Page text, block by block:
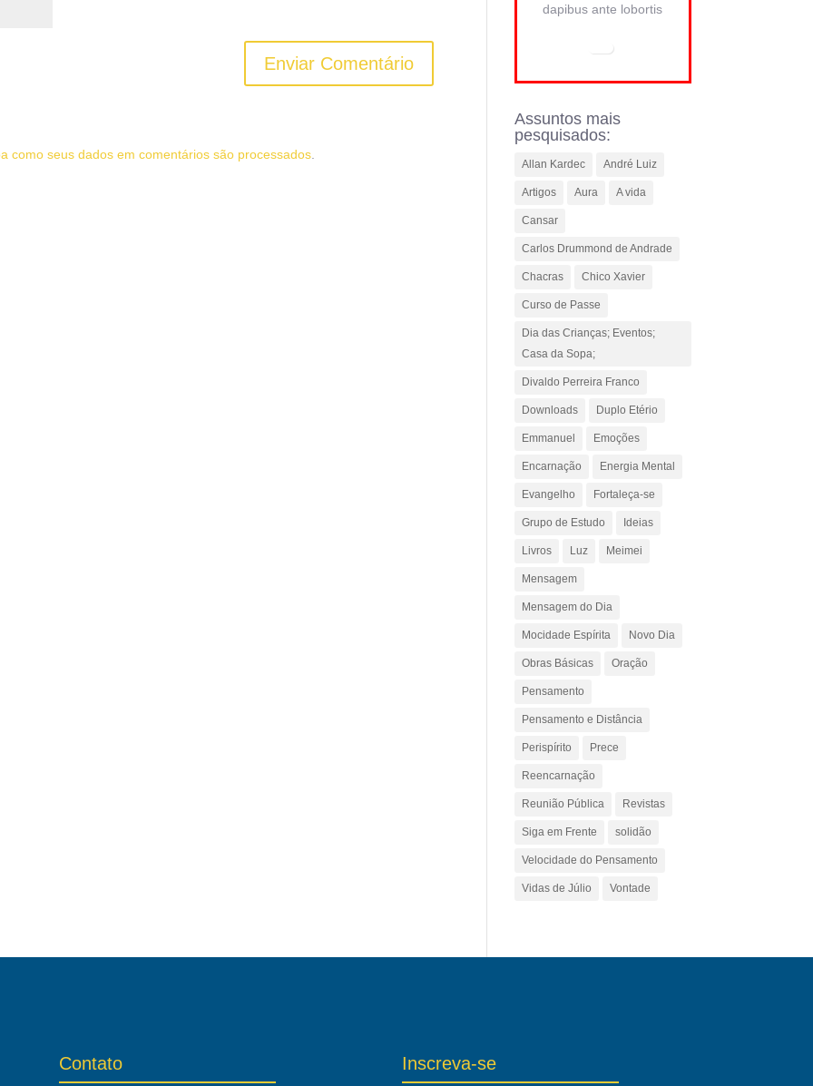
como seus dados em comentários são processados
dapibus ante lobortis
Assuntos mais
pesquisados:
Allan Kardec André Luiz
Artigos Aura A vida
Cansar
Carlos Drummond de Andrade
Chacras Chico Xavier
Curso de Passe
Dia das Crianças; Eventos;
Casa da Sopa;
Divaldo Perreira Franco
Downloads Duplo Etério
Emmanuel Emoções
Encarnação Energia Mental
Evangelho Fortaleça-se
Grupo de Estudo Ideias
Livros Luz Meimei
Mensagem
Mensagem do Dia
Mocidade Espírita Novo Dia
Obras Básicas Oração
Pensamento
Pensamento e Distância
Perispírito Prece
Reencarnação
Reunião Pública Revistas
Siga em Frente solidão
Velocidade do Pensamento
Vidas de Júlio Vontade
Contato Inscreva-se